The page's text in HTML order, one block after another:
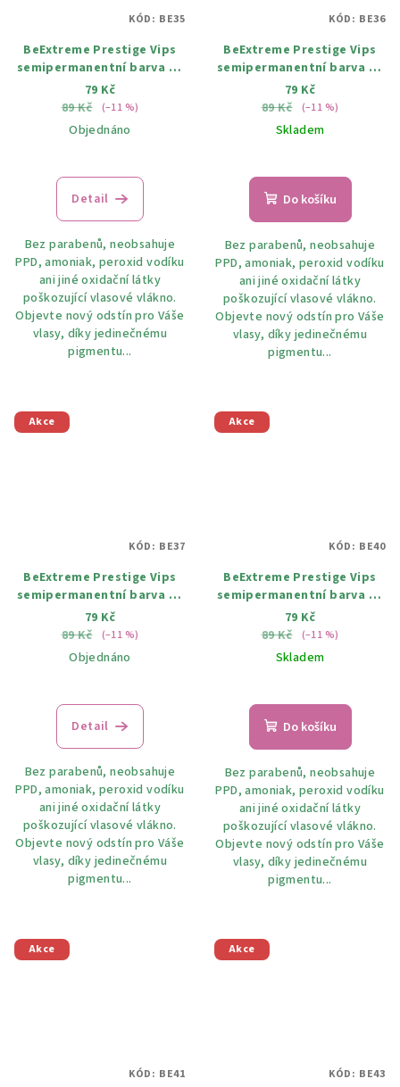
BeExtreme Prestige Vips
semipermanentní barva na
vlasy 35 korálově růžová
100ml
79 Kč
89 Kč
(–11 %)
Objednáno
Detail
Bez parabenů, neobsahuje
PPD, amoniak, peroxid vodíku
ani jiné oxidační látky
poškozující vlasové vlákno.
Objevte nový odstín pro Váše
vlasy, díky jedinečnému
pigmentu...
KÓD: BE35
BeExtreme Prestige Vips
semipermanentní barva na
vlasy 36 bloody mary 100ml
79 Kč
89 Kč
(–11 %)
Skladem
Do košíku
Bez parabenů, neobsahuje
PPD, amoniak, peroxid vodíku
ani jiné oxidační látky
poškozující vlasové vlákno.
Objevte nový odstín pro Váše
vlasy, díky jedinečnému
pigmentu...
KÓD: BE36
Akce
BeExtreme Prestige Vips
semipermanentní barva na
vlasy 37 ohnivá láva 100ml
79 Kč
89 Kč
(–11 %)
Objednáno
Detail
Bez parabenů, neobsahuje
PPD, amoniak, peroxid vodíku
ani jiné oxidační látky
poškozující vlasové vlákno.
Objevte nový odstín pro Váše
vlasy, díky jedinečnému
pigmentu...
KÓD: BE37
Akce
BeExtreme Prestige Vips
semipermanentní barva na
vlasy 40 levandule 100ml
79 Kč
89 Kč
(–11 %)
Skladem
Do košíku
Bez parabenů, neobsahuje
PPD, amoniak, peroxid vodíku
ani jiné oxidační látky
poškozující vlasové vlákno.
Objevte nový odstín pro Váše
vlasy, díky jedinečnému
pigmentu...
KÓD: BE40
Akce
KÓD: BE41
Akce
KÓD: BE43